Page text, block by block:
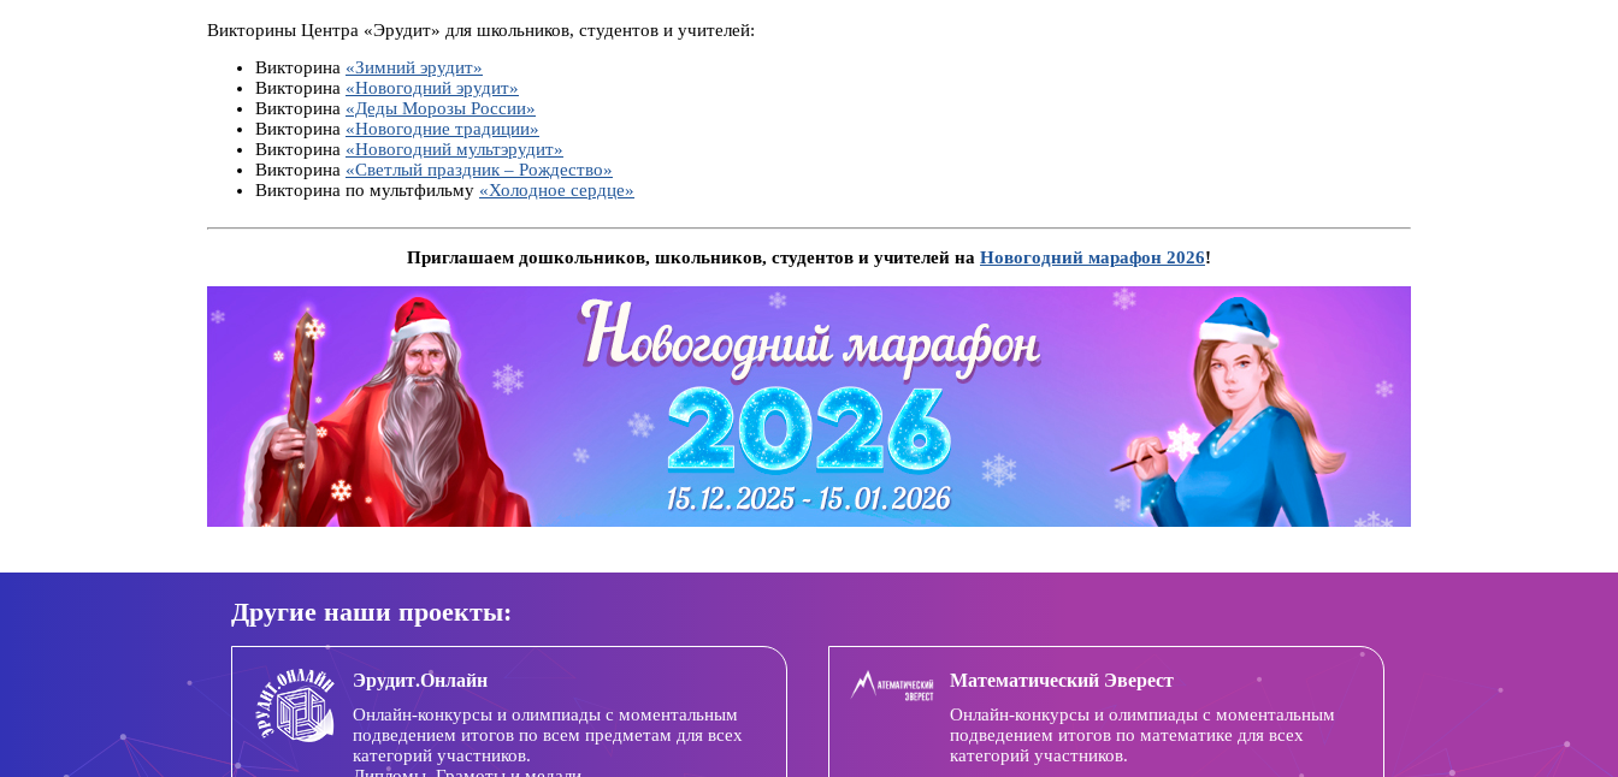
Викторины Центра «Эрудит» для школьников, студентов и учителей:
Викторина «Зимний эрудит»
Викторина «Новогодний эрудит»
Викторина «Деды Морозы России»
Викторина «Новогодние традиции»
Викторина «Новогодний мультэрудит»
Викторина «Светлый праздник – Рождество»
Викторина по мультфильму «Холодное сердце»
Приглашаем дошкольников, школьников, студентов и учителей на Новогодний марафон 2026!
Другие наши проекты:
Эрудит.Онлайн
Онлайн-конкурсы и олимпиады с моментальным
подведением итогов по всем предметам для всех
категорий участников.
Математический Эверест
Онлайн-конкурсы и олимпиады с моментальным
подведением итогов по математике для всех
категорий участников.